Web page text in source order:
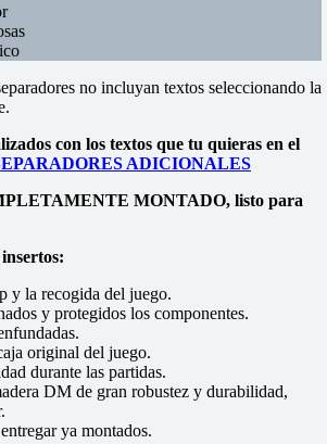
no incluyan textos seleccionando la
con los textos que tu quieras en el
ADICIONALES
MONTADO, listo para
y la recogida del juego.
y protegidos los componentes.
original del juego.
durante las partidas.
DM de gran robustez y durabilidad,
ya montados.